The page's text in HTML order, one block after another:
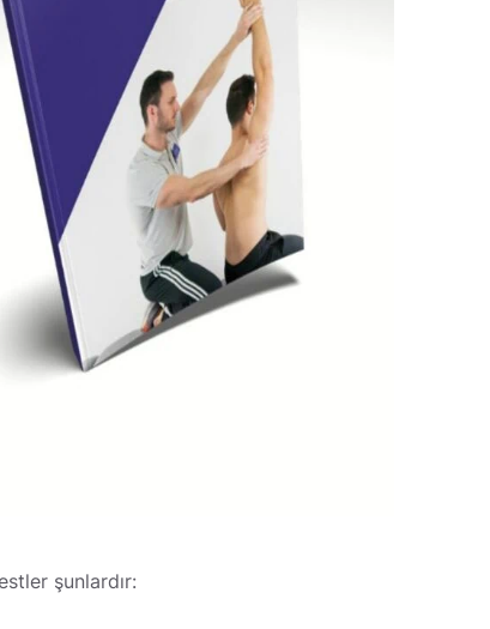
şunlardır: